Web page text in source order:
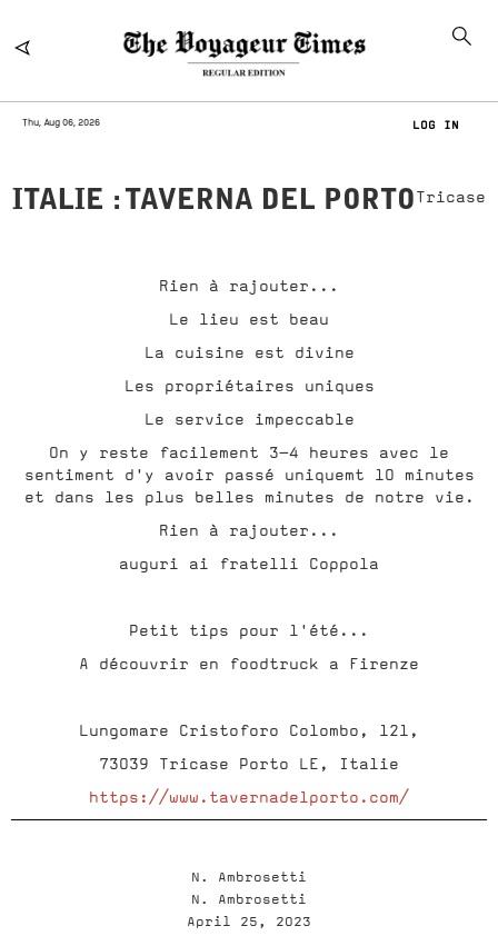
Thu, Aug 06, 2026 LOG IN
ITALIE : TAVERNA DEL PORTOTricase
Rien à rajouter...
Le lieu est beau
La cuisine est divine
Les propriétaires uniques
Le service impeccable
On y reste facilement 3-4 heures avec le
sentiment d'y avoir passé uniquemt 10 minutes
et dans les plus belles minutes de notre vie.
Rien à rajouter...
auguri ai fratelli Coppola
Petit tips pour l'été...
A découvrir en foodtruck a Firenze
Lungomare Cristoforo Colombo, 121,
73039 Tricase Porto LE, Italie
https://www.tavernadelporto.com/
N. Ambrosetti
N. Ambrosetti
April 25, 2023